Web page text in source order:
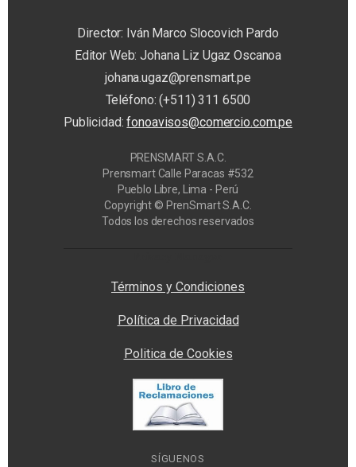
Director: Iván Marco Slocovich Pardo
Editor Web: Johana Liz Ugaz Oscanoa
johana.ugaz@prensmart.pe
Teléfono: (+511) 311 6500
Publicidad:fonoavisos@comercio.com.pe
PRENSMART S.A.C.
Prensmart Calle Paracas #532
Pueblo Libre, Lima - Perú
Copyright © PrenSmart S.A.C.
Todos los derechos reservados
Términos y Condiciones
Política de Privacidad
Politica de Cookies
SÍGUENOS